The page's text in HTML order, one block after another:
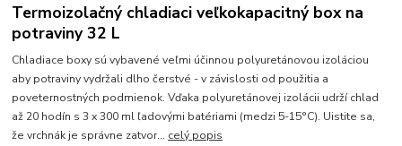
Termoizolačný chladiaci veľkokapacitný box na
potraviny 32 L
Chladiace boxy sú vybavené veľmi účinnou polyuretánovou izoláciou
aby potraviny vydržali dlho čerstvé - v závislosti od použitia a
poveternostných podmienok. Vďaka polyuretánovej izolácii udrží chlad
až 20 hodín s 3 x 300 ml ľadovými batériami (medzi 5-15°C). Uistite sa,
že vrchnák je správne zatvor... celý popis